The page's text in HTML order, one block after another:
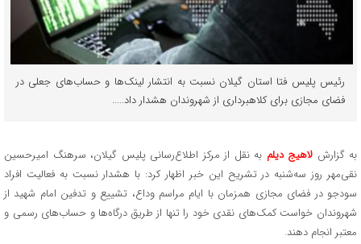
رئیس پلیس فتا استان گیلان نسبت به انتشار لینک‌ها و حساب‌های جعلی در
فضای مجازی برای کلاهبرداری از شهروندان هشدار داد.....
به گزارش لاهیج دیلم به نقل از مرکز اطلاع‌رسانی پلیس گیلان، سرهنگ امیرحسین
نقی‌مهر روز سه‌شنبه در تشریح این خبر اظهار کرد: با هشدار نسبت به فعالیت افراد
سودجو در فضای مجازی همزمان با ایام مراسم وداع، تشییع و تدفین امام شهید از
شهروندان خواست کمک‌های نقدی خود را تنها از طریق درگاه‌ها و حساب‌های رسمی و
معتبر انجام دهند.